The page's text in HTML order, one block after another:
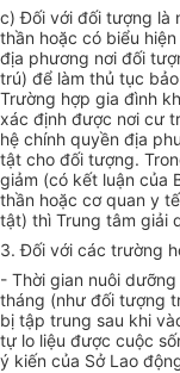
c) Đối với đối tượng là
thần hoặc có biểu
địa phương nơi đối
trú) để làm thủ tục
Trường hợp gia đình
xác định được nơi cư
hệ chính quyền địa
tật cho đối tượng.
giảm (có kết luận của
thần hoặc cơ quan y
tật) thì Trung tâm giải
3. Đối với các trường
- Thời gian nuôi
tháng (như đối tượng
bị tập trung sau khi
tự lo liệu được cuộc
ý kiến của Sở Lao